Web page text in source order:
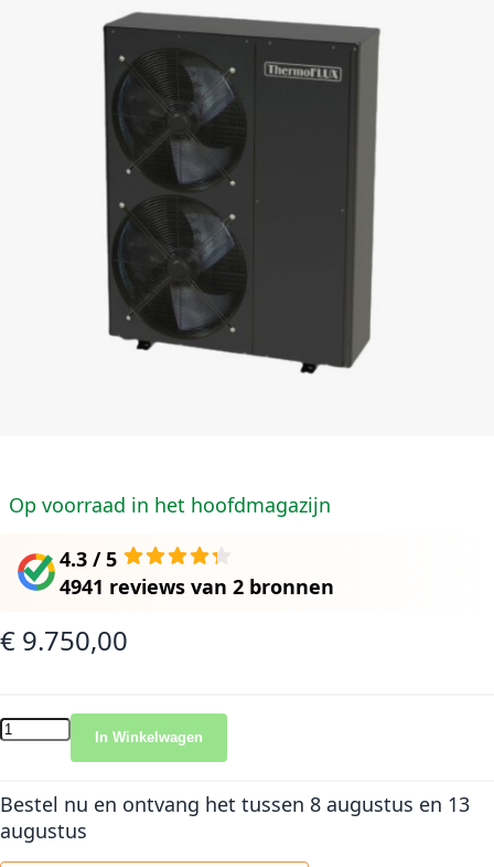
Op voorraad in het hoofdmagazijn
4.3 / 5
4941 reviews van 2 bronnen
€ 9.750,00
In Winkelwagen
Bestel nu en ontvang het tussen 8 augustus en 13
augustus